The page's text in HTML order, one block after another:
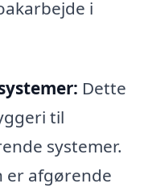
i
Dette
til
systemer.
er afgørende